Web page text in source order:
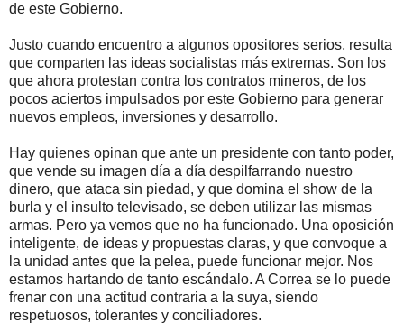
de este Gobierno.
Justo cuando encuentro a algunos opositores serios, resulta
que comparten las ideas socialistas más extremas. Son los
que ahora protestan contra los contratos mineros, de los
pocos aciertos impulsados por este Gobierno para generar
nuevos empleos, inversiones y desarrollo.
Hay quienes opinan que ante un presidente con tanto poder,
que vende su imagen día a día despilfarrando nuestro
dinero, que ataca sin piedad, y que domina el show de la
burla y el insulto televisado, se deben utilizar las mismas
armas. Pero ya vemos que no ha funcionado. Una oposición
inteligente, de ideas y propuestas claras, y que convoque a
la unidad antes que la pelea, puede funcionar mejor. Nos
estamos hartando de tanto escándalo. A Correa se lo puede
frenar con una actitud contraria a la suya, siendo
respetuosos, tolerantes y conciliadores.